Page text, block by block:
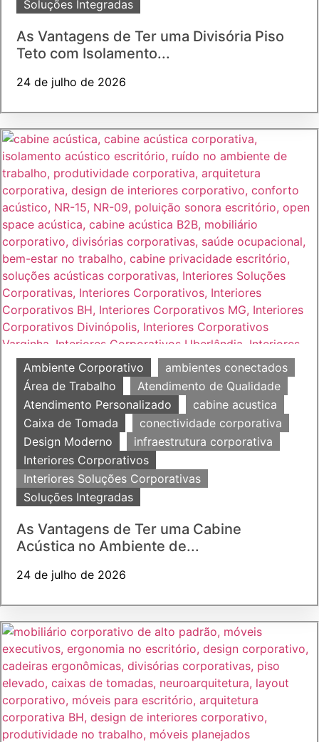
Soluções Integradas
As Vantagens de Ter uma Divisória Piso
Teto com Isolamento...
24 de julho de 2026
Ambiente Corporativo
ambientes conectados
Área de Trabalho
Atendimento de Qualidade
Atendimento Personalizado
cabine acustica
Caixa de Tomada
conectividade corporativa
Design Moderno
infraestrutura corporativa
Interiores Corporativos
Interiores Soluções Corporativas
Soluções Integradas
As Vantagens de Ter uma Cabine
Acústica no Ambiente de...
24 de julho de 2026